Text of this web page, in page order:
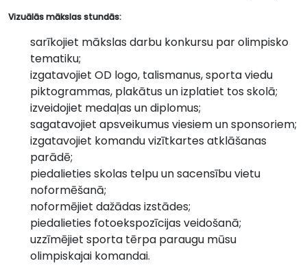
Vizuālās mākslas stundās:
sarīkojiet mākslas darbu konkursu par olimpisko
tematiku;
izgatavojiet OD logo, talismanus, sporta viedu
piktogrammas, plakātus un izplatiet tos skolā;
izveidojiet medaļas un diplomus;
sagatavojiet apsveikumus viesiem un sponsoriem;
izgatavojiet komandu vizītkartes atklāšanas
parādē;
piedalieties skolas telpu un sacensību vietu
noformēšanā;
noformējiet dažādas izstādes;
piedalieties fotoekspozīcijas veidošanā;
uzzīmējiet sporta tērpa paraugu mūsu
olimpiskajai komandai.